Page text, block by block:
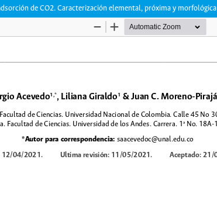
de CO2. Caracterización elemental, próxima y morfológica